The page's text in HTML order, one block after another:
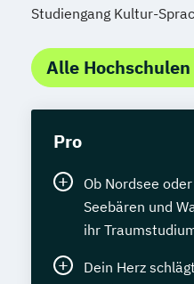
Studiengang Kultur-
Alle
Pro
Ob Nordsee
Seebären und
ihr
Dein Herz